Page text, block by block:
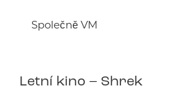
Společně VM
Letní kino – Shrek